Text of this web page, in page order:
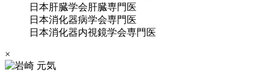
日本肝臓学会肝臓専門医
日本消化器病学会専門医
日本消化器内視鏡学会専門医
×